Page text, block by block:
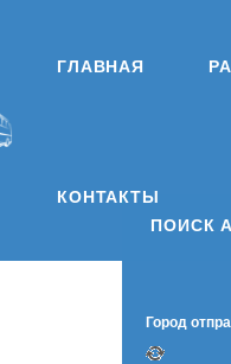
ГЛАВНАЯ
КОНТАКТЫ
ПОИСК
Город